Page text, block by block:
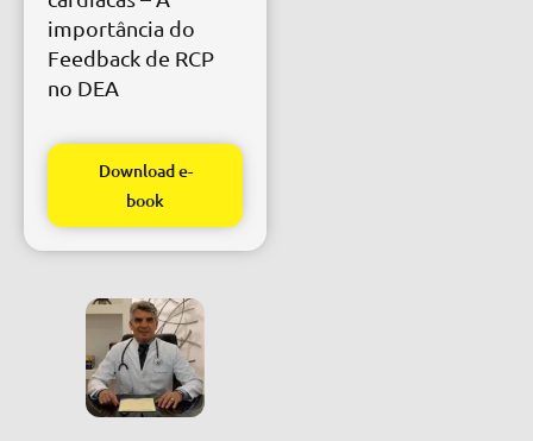
importância do
Feedback de RCP
no DEA
Download e-
book